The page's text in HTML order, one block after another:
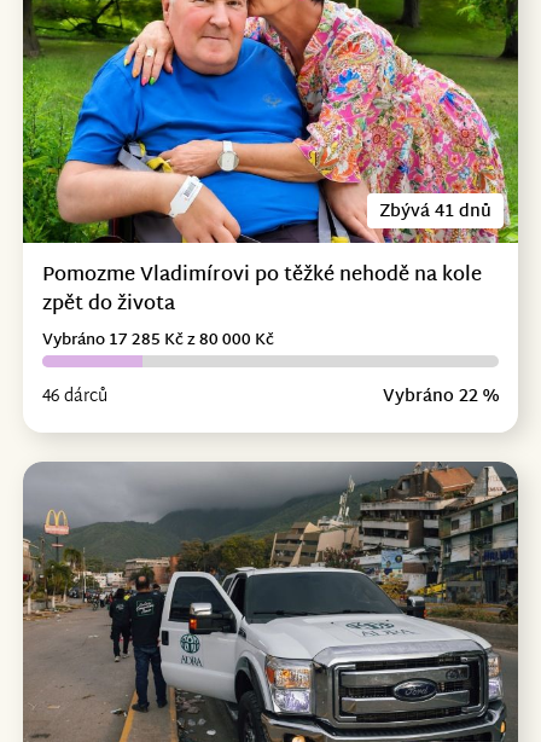
Zbývá 41 dnů
Pomozme Vladimírovi po těžké nehodě na kole
zpět do života
46 dárců Vybráno 22 %
Vybráno 17 285 Kč z 80 000 Kč